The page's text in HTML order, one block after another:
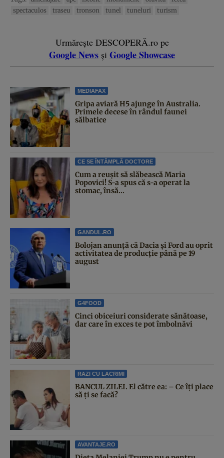
spectaculos
traseu tronson tunel tuneluri turism
Urmărește DESCOPERĂ.ro pe
Google News și Google Showcase
MEDIAFAX
Gripa aviară H5 ajunge în Australia.
Primele decese în rândul faunei
sălbatice
CE SE ÎNTÂMPLĂ DOCTORE
Cum a reușit să slăbească Maria
Popovici! S-a spus că s-a operat la
stomac, însă...
GANDUL.RO
Bolojan anunță că Dacia și Ford au oprit
activitatea de producție până pe 19
august
G4FOOD
Cinci obiceiuri considerate sănătoase,
dar care în exces te pot îmbolnăvi
RAZI CU LACRIMI
BANCUL ZILEI. El către ea: – Ce îți place
să ți se facă?
AVANTAJE.RO